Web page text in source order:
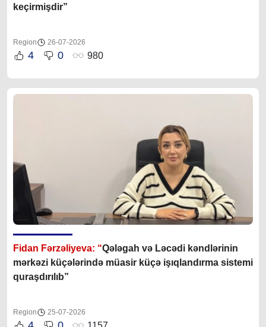
keçirmişdir”
Region 26-07-2026
4 0 980
Fidan Fərzəliyeva: “Qələgah və Ləcədi kəndlərinin
mərkəzi küçələrində müasir küçə işıqlandırma sistemi
quraşdırılıb”
Region 25-07-2026